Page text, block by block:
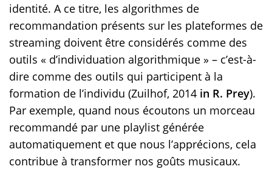
identité. A ce titre, les algorithmes de
recommandation présents sur les plateformes de
streaming doivent être considérés comme des
outils « d’individuation algorithmique » – c’est-à-
dire comme des outils qui participent à la
formation de l’individu (Zuilhof, 2014 in R. Prey).
Par exemple, quand nous écoutons un morceau
recommandé par une playlist générée
automatiquement et que nous l’apprécions, cela
contribue à transformer nos goûts musicaux.